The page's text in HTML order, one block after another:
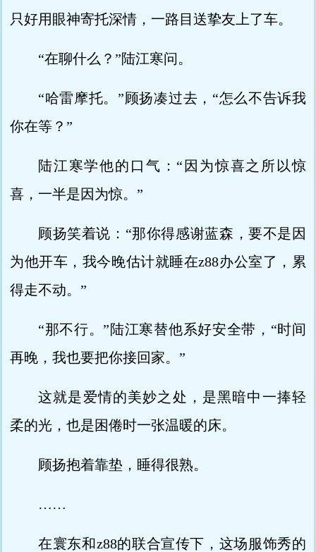
只好用眼神寄托深情，一路目送挚友上了车。
“在聊什么？”陆江寒问。
“哈雷摩托。”顾扬凑过去，“怎么不告诉我
你在等？”
陆江寒学他的口气：“因为惊喜之所以惊
喜，一半是因为惊。”
顾扬笑着说：“那你得感谢蓝森，要不是因
为他开车，我今晚估计就睡在z88办公室了，累
得走不动。”
“那不行。”陆江寒替他系好安全带，“时间
再晚，我也要把你接回家。”
这就是爱情的美妙之处，是黑暗中一捧轻
柔的光，也是困倦时一张温暖的床。
顾扬抱着靠垫，睡得很熟。
……
在寰东和z88的联合宣传下，这场服饰秀的